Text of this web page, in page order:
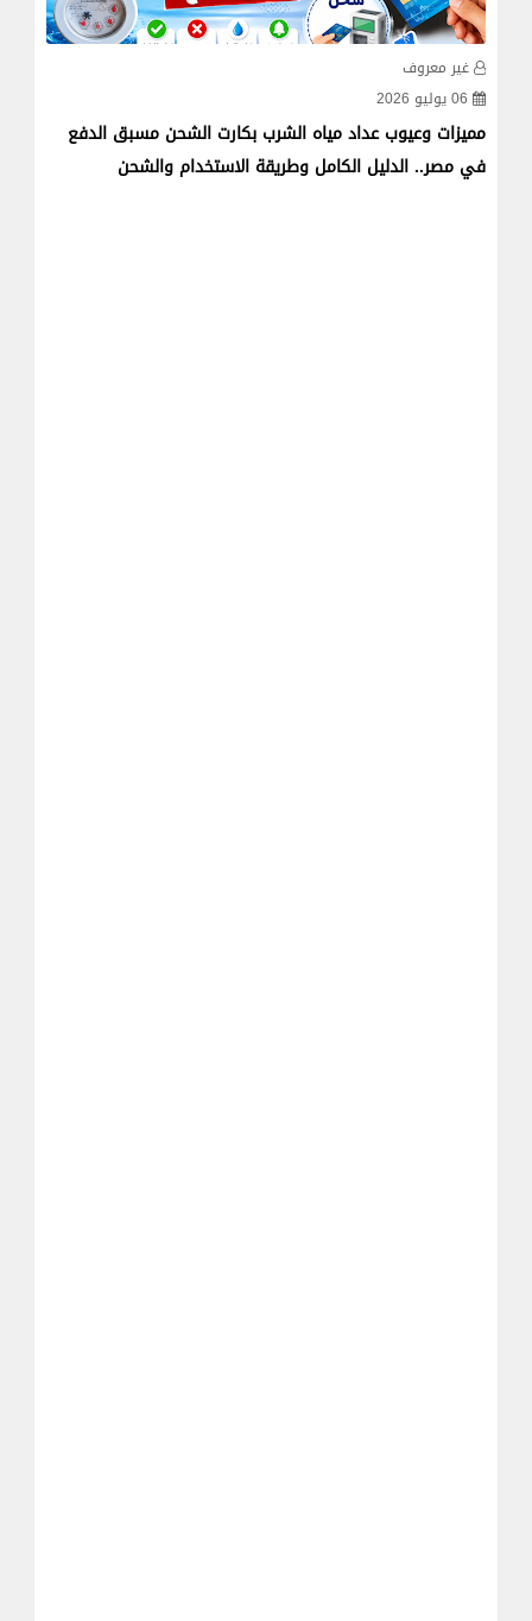
غير معروف
06 يوليو 2026
مميزات وعيوب عداد مياه الشرب بكارت الشحن مسبق الدفع
في مصر.. الدليل الكامل وطريقة الاستخدام والشحن